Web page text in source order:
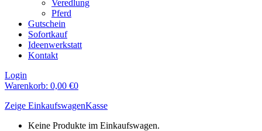
Veredlung
Pferd
Gutschein
Sofortkauf
Ideenwerkstatt
Kontakt
Login
Warenkorb: 0,00 €0
Zeige EinkaufswagenKasse
Keine Produkte im Einkaufswagen.